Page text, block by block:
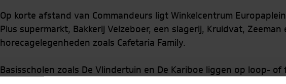
Op korte afstand van Commandeurs ligt Winkelcentrum
Plus supermarkt, Bakkerij Velzeboer, een slagerij, Kruidvat, Zeeman
horecagelegenheden zoals Cafetaria Family.
Basisscholen zoals De Vlindertuin en De Kariboe liggen op loop-